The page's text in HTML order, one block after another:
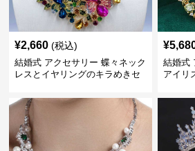
¥2,660 (税込)
結婚式 アクセサリー 蝶々ネック
レスとイヤリングのキラめきセ
¥
結婚式
アイリ